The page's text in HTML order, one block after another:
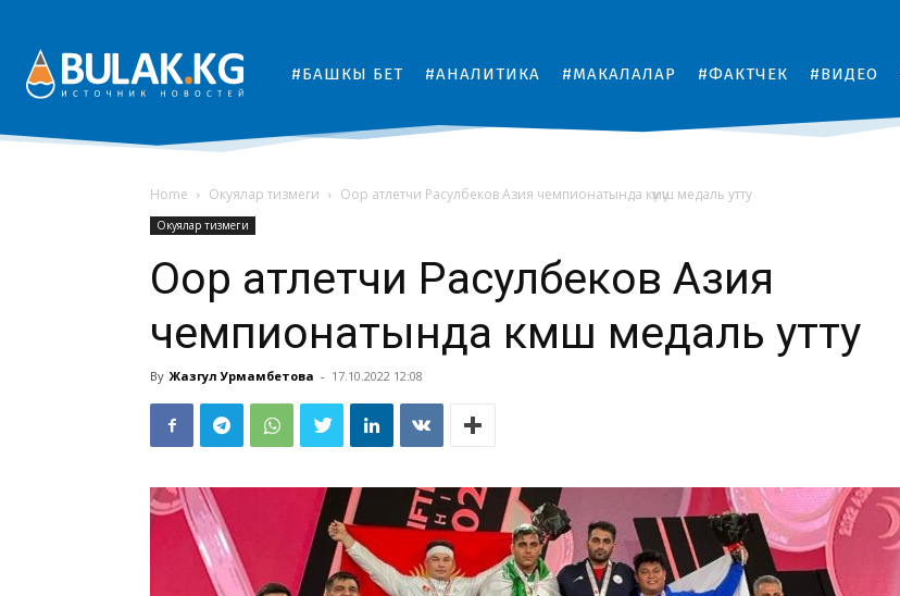
#БАШКЫ БЕТ #АНАЛИТИКА #МАКАЛАЛАР #ФАКТЧЕК #ВИДЕО
Home Окуялар тизмеги Оор атлетчи Расулбеков Азия чемпионатында күмүш медаль утту
Окуялар тизмеги
Оор атлетчи Расулбеков Азия
чемпионатында күмүш медаль утту
By Жазгул Урмамбетова - 17.10.2022 12:08